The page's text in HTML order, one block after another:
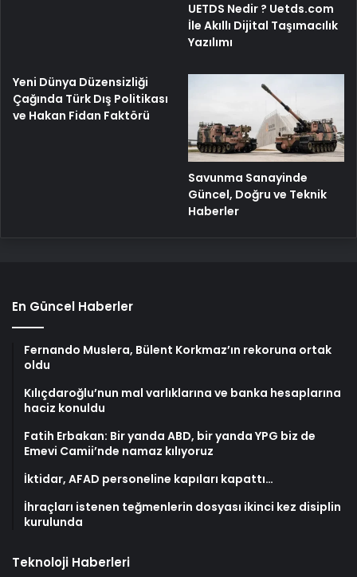
UETDS Nedir ? Uetds.com
İle Akıllı Dijital Taşımacılık
Yazılımı
Yeni Dünya Düzensizliği
Çağında Türk Dış Politikası
ve Hakan Fidan Faktörü
Savunma Sanayinde
Güncel, Doğru ve Teknik
Haberler
En Güncel Haberler
Fernando Muslera, Bülent Korkmaz’ın rekoruna ortak
oldu
Kılıçdaroğlu’nun mal varlıklarına ve banka hesaplarına
haciz konuldu
Fatih Erbakan: Bir yanda ABD, bir yanda YPG biz de
Emevi Camii’nde namaz kılıyoruz
İktidar, AFAD personeline kapıları kapattı…
İhraçları istenen teğmenlerin dosyası ikinci kez disiplin
kurulunda
Teknoloji Haberleri